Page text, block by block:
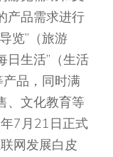
产品需求进行
览”（旅游
日生活”（生活
产品，同时满
、文化教育等
7月21日正式
网发展白皮